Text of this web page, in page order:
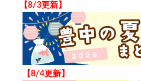
【8/3更新】
【8/4更新】